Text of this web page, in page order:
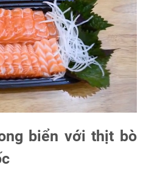
biển với thịt bò